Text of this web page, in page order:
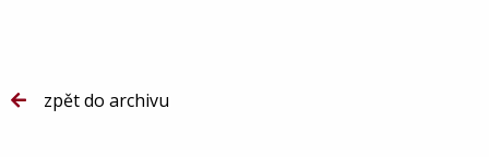
zpět do archivu